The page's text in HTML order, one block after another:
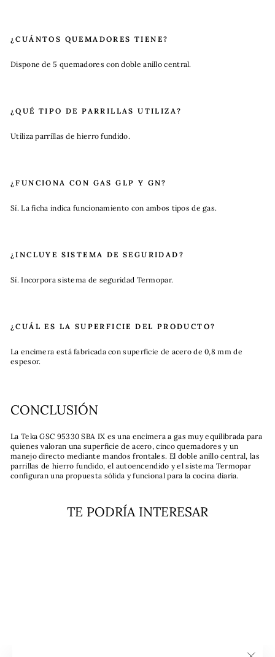
¿CUÁNTOS QUEMADORES TIENE?
Dispone de 5 quemadores con doble anillo central.
¿QUÉ TIPO DE PARRILLAS UTILIZA?
Utiliza parrillas de hierro fundido.
¿FUNCIONA CON GAS GLP Y GN?
Sí. La ficha indica funcionamiento con ambos tipos de gas.
¿INCLUYE SISTEMA DE SEGURIDAD?
Sí. Incorpora sistema de seguridad Termopar.
¿CUÁL ES LA SUPERFICIE DEL PRODUCTO?
La encimera está fabricada con superficie de acero de 0,8 mm de
espesor.
CONCLUSIÓN
La Teka GSC 95330 SBA IX es una encimera a gas muy equilibrada para
quienes valoran una superficie de acero, cinco quemadores y un
manejo directo mediante mandos frontales. El doble anillo central, las
parrillas de hierro fundido, el autoencendido y el sistema Termopar
configuran una propuesta sólida y funcional para la cocina diaria.
TE PODRÍA INTERESAR